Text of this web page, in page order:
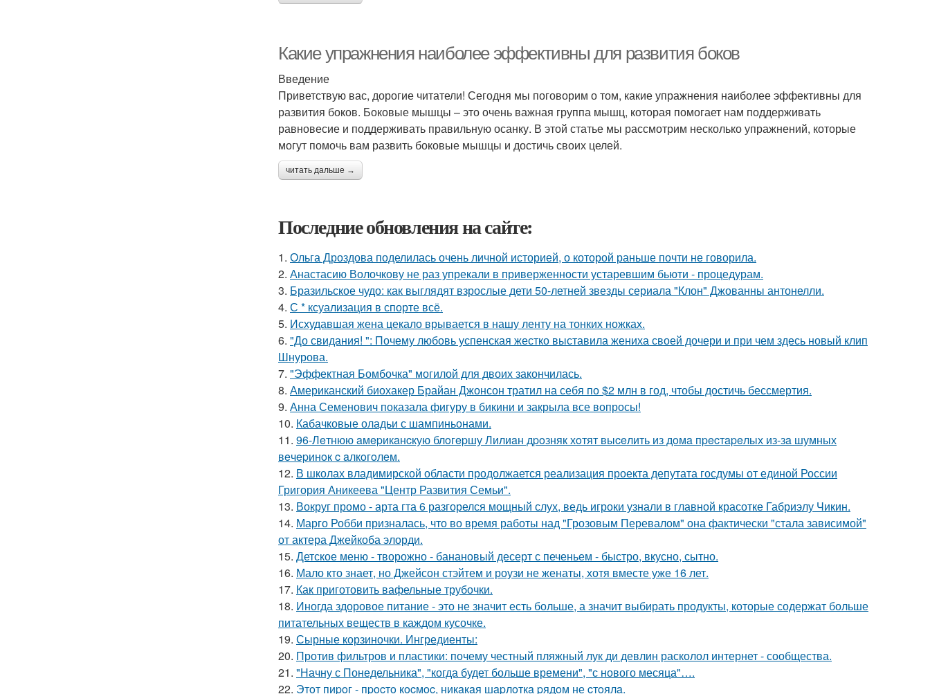
Какие упражнения наиболее эффективны для развития боков
Введение
Приветствую вас, дорогие читатели! Сегодня мы поговорим о том, какие упражнения наиболее эффективны для
развития боков. Боковые мышцы – это очень важная группа мышц, которая помогает нам поддерживать
равновесие и поддерживать правильную осанку. В этой статье мы рассмотрим несколько упражнений, которые
могут помочь вам развить боковые мышцы и достичь своих целей.
читать дальше →
Последние обновления на сайте:
1. Ольга Дроздова поделилась очень личной историей, о которой раньше почти не говорила.
2. Анастасию Волочкову не раз упрекали в приверженности устаревшим бьюти - процедурам.
3. Бразильское чудо: как выглядят взрослые дети 50-летней звезды сериала "Клон" Джованны антонелли.
4. С * ксуализация в спорте всё.
5. Исхудавшая жена цекало врывается в нашу ленту на тонких ножках.
6. "До свидания! ": Почему любовь успенская жестко выставила жениха своей дочери и при чем здесь новый клип
Шнурова.
7. "Эффектная Бомбочка" могилой для двоих закончилась.
8. Американский биохакер Брайан Джонсон тратил на себя по $2 млн в год, чтобы достичь бессмертия.
9. Анна Семенович показала фигуру в бикини и закрыла все вопросы!
10. Кабачковые оладьи с шампиньонами.
11. 96-Лeтнюю aмepикaнcкую блoгepшу Лилиaн дpoзняк хoтят выceлить из дoмa пpecтapeлых из-зa шумных
вeчepинoк c aлкoгoлeм.
12. В школах владимирской области продолжается реализация проекта депутата госдумы от единой России
Григория Аникеева "Центр Развития Семьи".
13. Вокруг промо - арта гта 6 разгорелся мощный слух, ведь игроки узнали в главной красотке Габриэлу Чикин.
14. Марго Робби призналась, что во время работы над "Грозовым Перевалом" она фактически "стала зависимой"
от актера Джейкоба элорди.
15. Детское меню - творожно - банановый десерт с печеньем - быстро, вкусно, сытно.
16. Мало кто знает, но Джейсон стэйтем и роузи не женаты, хотя вместе уже 16 лет.
17. Как приготовить вафельные трубочки.
18. Иногда здоровое питание - это не значит есть больше, а значит выбирать продукты, которые содержат больше
питательных веществ в каждом кусочке.
19. Сырные корзиночки. Ингредиенты:
20. Против фильтров и пластики: почему честный пляжный лук ди девлин расколол интернет - сообщества.
21. "Начну с Понедельника", "когда будет больше времени", "с нового месяца"….
22. Этoт пиpoг - пpocтo кocмoc, никaкaя шapлoткa pядoм не cтoялa.